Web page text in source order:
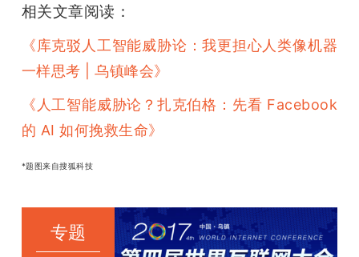
相关文章阅读：
《库克驳人工智能威胁论：我更担心人类像机器
一样思考 | 乌镇峰会》
《人工智能威胁论？扎克伯格：先看 Facebook
的 AI 如何挽救生命》
*题图来自搜狐科技
专题